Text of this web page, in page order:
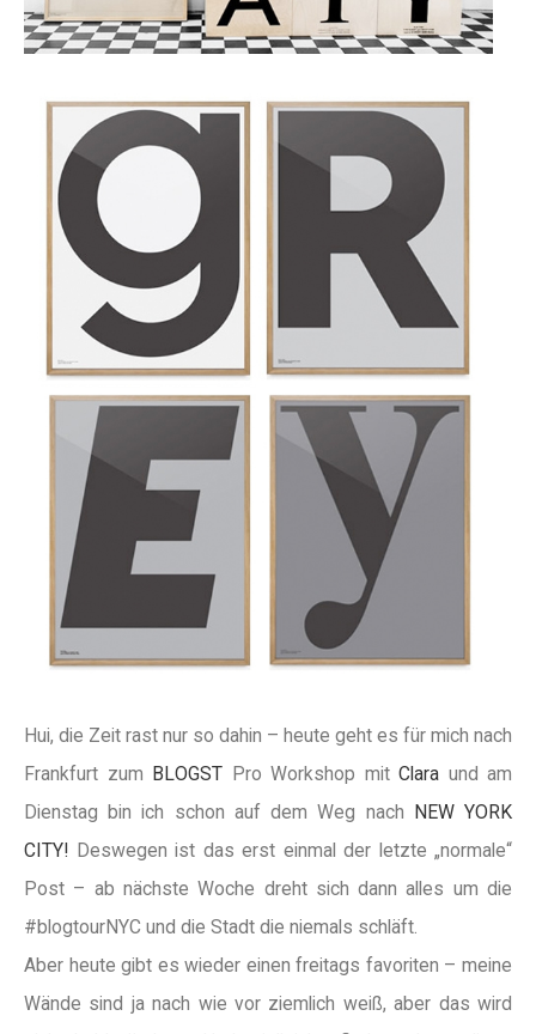
Hui, die Zeit rast nur so dahin – heute geht es für mich nach
Frankfurt zum BLOGST Pro Workshop mit Clara und am
Dienstag bin ich schon auf dem Weg nach
NEW YORK
CITY! Deswegen ist das erst einmal der letzte „normale“
Post – ab nächste Woche dreht sich dann alles um die
#blogtourNYC und die Stadt die niemals schläft.
Aber heute gibt es wieder einen freitags favoriten – meine
Wände sind ja nach wie vor ziemlich weiß, aber das wird